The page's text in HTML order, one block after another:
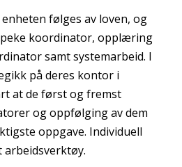
følges av loven, og
koordinator, opplæring
samt systemarbeid. I
på deres kontor i
at de først og fremst
og oppfølging av dem
oppgave. Individuell
arbeidsverktøy.